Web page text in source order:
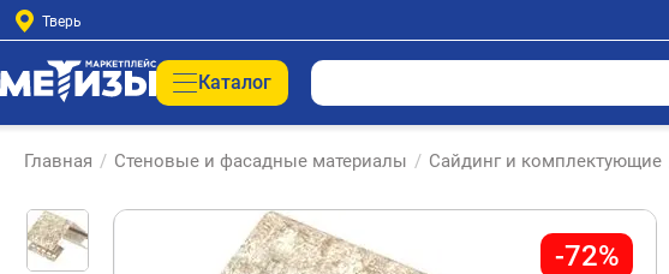
Тверь
Каталог
Главная / Стеновые и фасадные материалы / Сайдинг и комплектующие
-72%